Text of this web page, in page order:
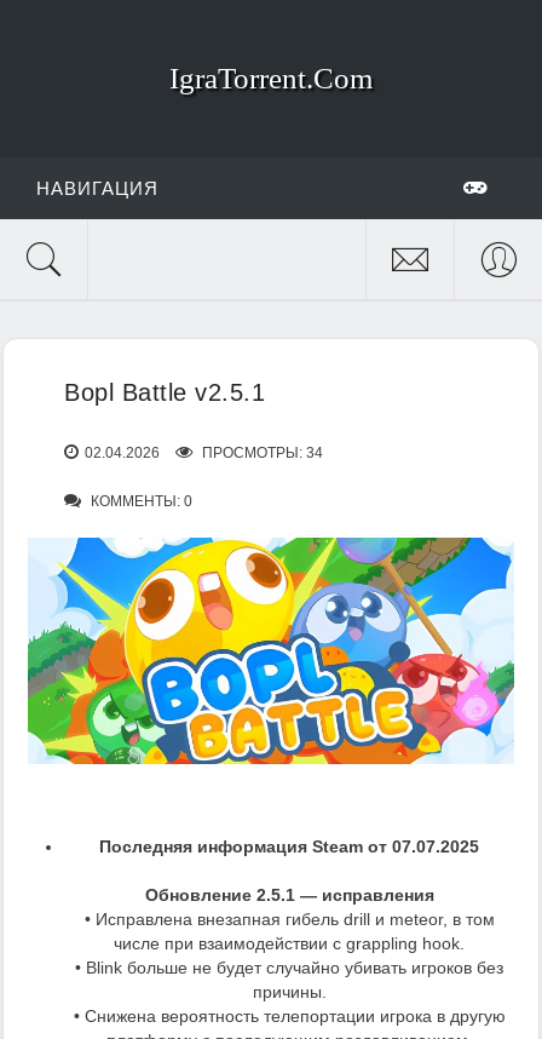
IgraTorrent.Com
НАВИГАЦИЯ
Bopl Battle v2.5.1
02.04.2026 ПРОСМОТРЫ: 34
КОММЕНТЫ: 0
Последняя информация Steam от 07.07.2025
Обновление 2.5.1 — исправления
• Исправлена внезапная гибель drill и meteor, в том
числе при взаимодействии с grappling hook.
• Blink больше не будет случайно убивать игроков без
причины.
• Снижена вероятность телепортации игрока в другую